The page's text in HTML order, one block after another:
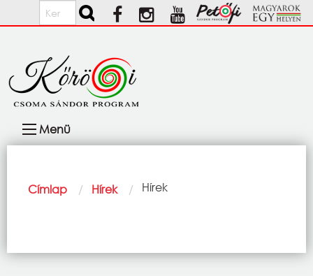
Ugrás a tartalomra
Keresés
navigáció
Menü
Morzsa
Címlap Hírek Current:
Hírek